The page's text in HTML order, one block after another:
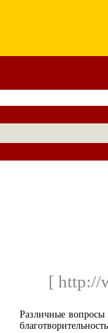
[ http://
Различные вопросы